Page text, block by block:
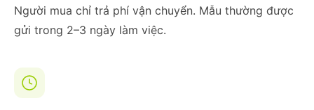
Người mua chỉ trả phí vận chuyển. Mẫu thường được
gửi trong 2–3 ngày làm việc.